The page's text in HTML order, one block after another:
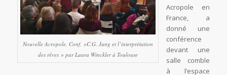
Nouvelle Acropole, Conf, »C.G. Jung et l’interprétation
des rêves » par Laura Winckler à Toulouse
Acropole en
France, a
donné une
conférence
devant une
salle comble
à l’espace